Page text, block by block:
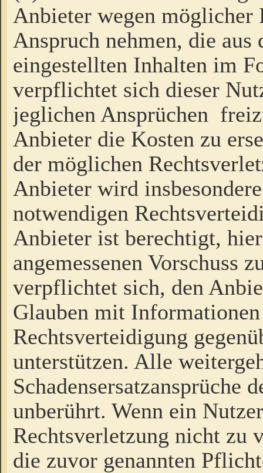
Anbieter wegen möglicher
Anspruch nehmen, die
eingestellten Inhalten im
verpflichtet sich dieser
jeglichen Ansprüchen
Anbieter die Kosten zu
der möglichen
Anbieter wird
notwendigen
Anbieter ist berechtigt,
angemessenen Vorschuss
verpflichtet sich, den
Glauben mit
Rechtsverteidigung
unterstützen. Alle
Schadensersatzansprüche
unberührt. Wenn ein
Rechtsverletzung nicht zu
die zuvor genannten